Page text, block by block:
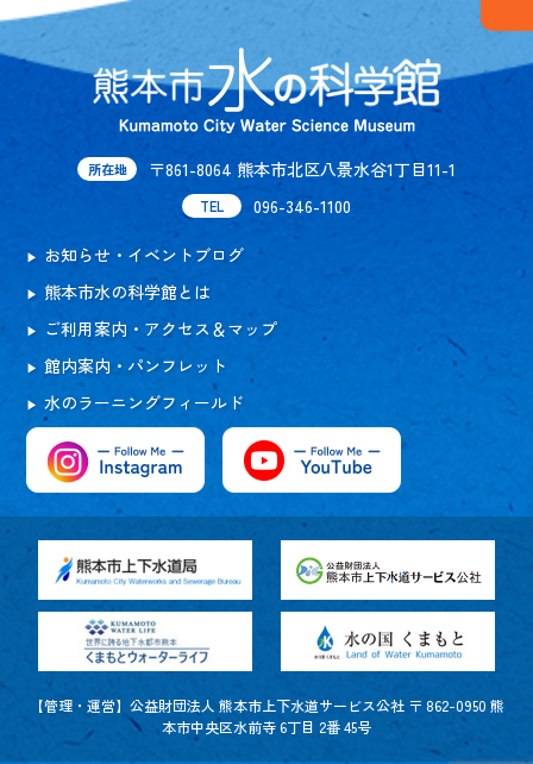
所在地 〒861-8064 熊本市北区八景水谷1丁目11-1
TEL 096-346-1100
お知らせ・イベントブログ
熊本市水の科学館とは
ご利用案内・アクセス＆マップ
館内案内・パンフレット
水のラーニングフィールド
【管理・運営】公益財団法人 熊本市上下水道サービス公社 〒 862-0950 熊
本市中央区水前寺 6丁目 2番 45号